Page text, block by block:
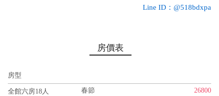
Line ID：@518bdxpa
房價表
房型
全館六房18人 春節
26800